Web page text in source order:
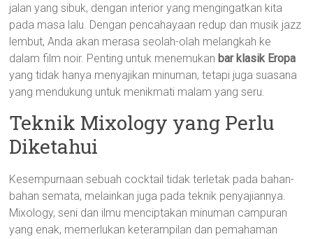
jalan yang sibuk, dengan interior yang mengingatkan kita
pada masa lalu. Dengan pencahayaan redup dan musik jazz
lembut, Anda akan merasa seolah-olah melangkah ke
dalam film noir. Penting untuk menemukan bar klasik Eropa
yang tidak hanya menyajikan minuman, tetapi juga suasana
yang mendukung untuk menikmati malam yang seru.
Teknik Mixology yang Perlu
Diketahui
Kesempurnaan sebuah cocktail tidak terletak pada bahan-
bahan semata, melainkan juga pada teknik penyajiannya.
Mixology, seni dan ilmu menciptakan minuman campuran
yang enak, memerlukan keterampilan dan pemahaman